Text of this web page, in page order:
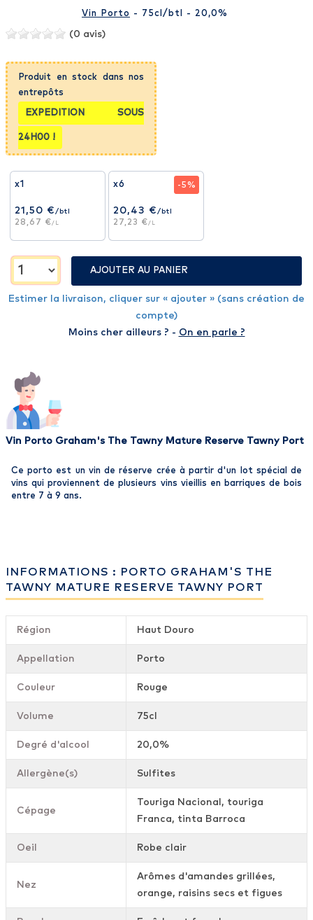
Vin Porto - 75cl /btl - 20,0%
(0 avis)
Produit en stock dans nos
entrepôts
EXPEDITION SOUS
24H00 !
x1
21,50 €/btl
28,67 €/L
x6 -5%
20,43 €/btl
27,23 €/L
AJOUTER AU PANIER
Estimer la livraison, cliquer sur « ajouter » (sans création de
compte)
Moins cher ailleurs ? - On en parle ?
Vin Porto Graham's The Tawny Mature Reserve Tawny Port
Ce porto est un vin de réserve crée à partir d'un lot spécial de
vins qui proviennent de plusieurs vins vieillis en barriques de bois
entre 7 à 9 ans.
INFORMATIONS : PORTO GRAHAM'S THE
TAWNY MATURE RESERVE TAWNY PORT
Région Haut Douro
Appellation Porto
Couleur Rouge
Volume 75cl
Degré d'alcool 20,0%
Allergène(s) Sulfites
Cépage
Touriga Nacional, touriga
Franca, tinta Barroca
Oeil Robe clair
Nez
Arômes d'amandes grillées,
orange, raisins secs et figues